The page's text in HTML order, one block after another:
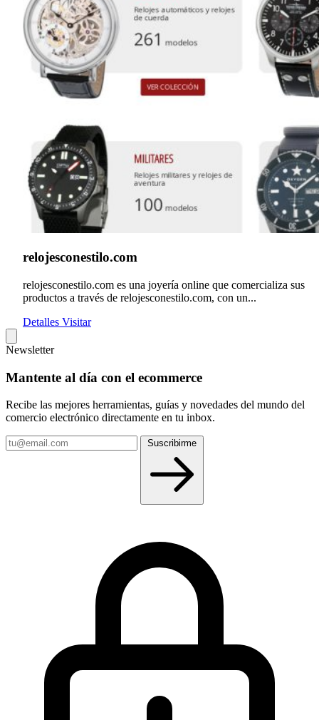
relojesconestilo.com
relojesconestilo.com es una joyería online que comercializa sus
productos a través de relojesconestilo.com, con un...
Detalles Visitar
Newsletter
Mantente al día con el ecommerce
Recibe las mejores herramientas, guías y novedades del mundo del
comercio electrónico directamente en tu inbox.
Tu
email
Suscribirme